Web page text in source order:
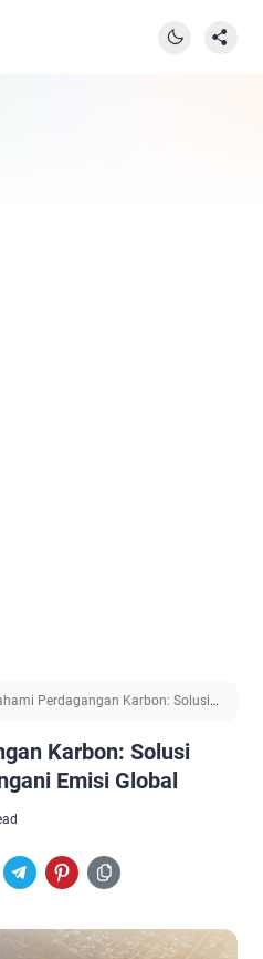
Perdagangan Karbon: Solusi
Karbon: Solusi
Emisi Global